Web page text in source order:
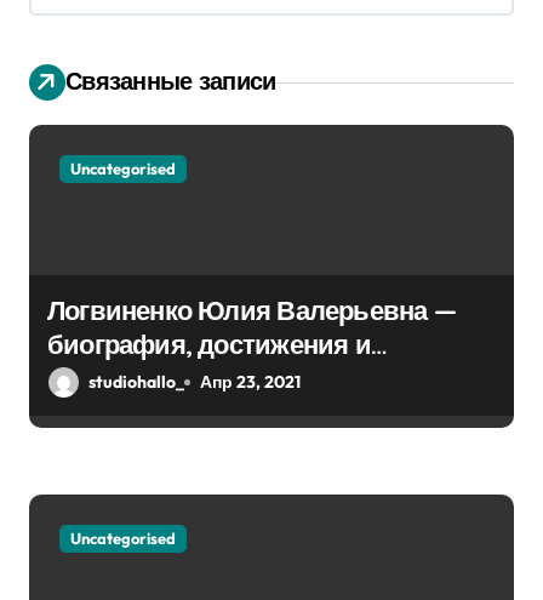
ц
и
я
а
п
и
Связанные записи
Uncategorised
Логвиненко Юлия Валерьевна —
биография, достижения и
интересные факты Колпино
studiohallo_ Апр 23, 2021
Uncategorised